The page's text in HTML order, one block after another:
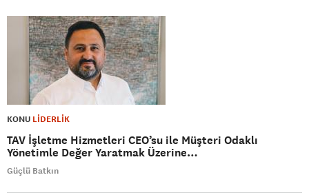
KONU LİDERLİK
TAV İşletme Hizmetleri CEO’su ile Müşteri Odaklı
Yönetimle Değer Yaratmak Üzerine…
Güçlü Batkın